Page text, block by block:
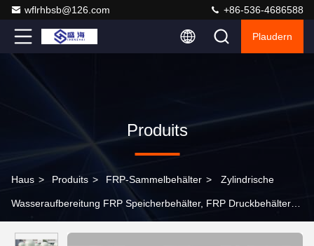
wflrhbsb@126.com +86-536-4686588
Plaudern
Produits
Haus > Produits > FRP-Sammelbehälter > Zylindrische
Wasseraufbereitung FRP Speicherbehälter, FRP Druckbehälter